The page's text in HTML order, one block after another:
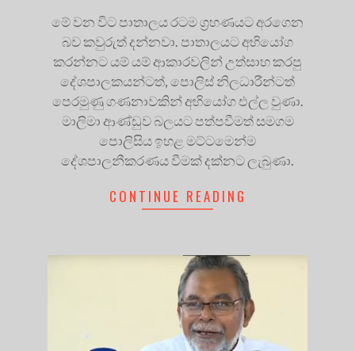
මේ වන විට පාතාලය රටම ග්‍රහණයට අරගෙන
බව කවුරුත් දන්නවා. පාතාලයට අභියෝග
කරන්නට යම් යම් ආකාරවලින් උත්සාහ කරපු
දේශපාලකයන්ටත්, පොලිස් නිලධාරීන්ටත්
පෙරමුණු ගණනාවකින් අභියෝග එල්ල වුණා.
මාලිමා ආණ්ඩුව බලයට පත්පවීමත් සමගම
පොලිසිය ඉහළ මට්ටමෙන්ම
දේශපාලනීකරණය වීමක් දක්නට ලැබුණා.
CONTINUE READING